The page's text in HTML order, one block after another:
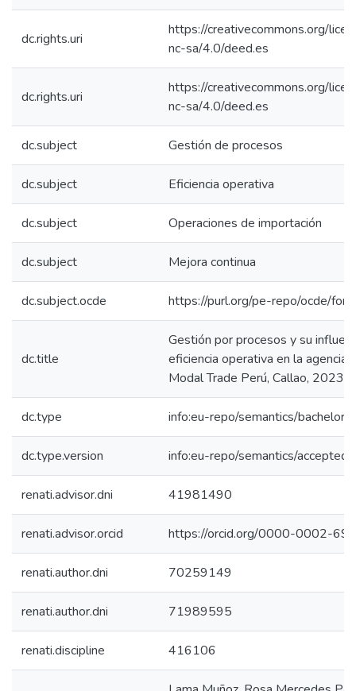
dc.rights.uri
https://creativecommons.org/
nc-sa/4.0/deed.es
dc.rights.uri
https://creativecommons.org/
nc-sa/4.0/deed.es
dc.subject Gestión de procesos
dc.subject Eficiencia operativa
dc.subject Operaciones de importación
dc.subject Mejora continua
dc.subject.ocde https://purl.org/pe-repo/ocde/
dc.title
Gestión por procesos y su
eficiencia operativa en la agencia
Modal Trade Perú, Callao, 2023
dc.type info:eu-repo/semantics/
dc.type.version info:eu-repo/semantics/
renati.advisor.dni 41981490
renati.advisor.orcid https://orcid.org/0000-0002-
renati.author.dni 70259149
renati.author.dni 71989595
renati.discipline 416106